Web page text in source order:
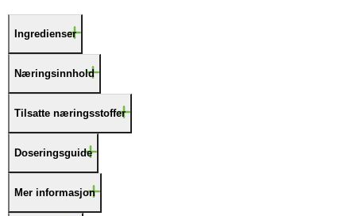
Ingredienser
Næringsinnhold
Tilsatte næringsstoffer
Doseringsguide
Mer informasjon